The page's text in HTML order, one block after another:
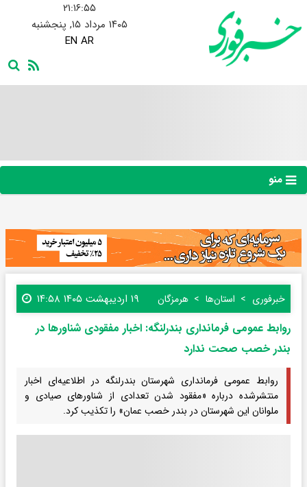
۲۱:۱۶:۵۵
۱۴۰۵ مرداد ۱۵, پنجشنبه
EN AR
منو
خبرفوری استان‌ها هرمزگان ۱۹ اردیبهشت ۱۴۰۵ ۱۴:۵۸
روابط عمومی فرمانداری بندرلنگه: اخبار مفقودی شناورها در
بندر خصب صحت ندارد
روابط عمومی فرمانداری شهرستان بندرلنگه در اطلاعیه‌ای اخبار
منتشرشده درباره «مفقود شدن تعدادی از شناورهای صیادی و
ملوانان این شهرستان در بندر خصب عمان» را تکذیب کرد.